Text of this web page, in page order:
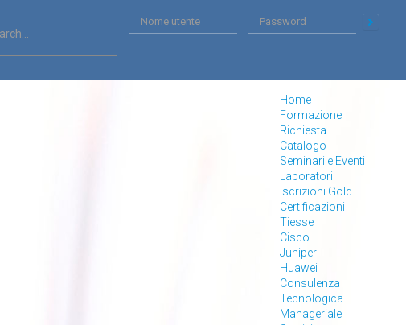
Home
Formazione
Richiesta
Catalogo
Seminari e Eventi
Laboratori
Iscrizioni Gold
Certificazioni
Tiesse
Cisco
Juniper
Huawei
Consulenza
Tecnologica
Manageriale